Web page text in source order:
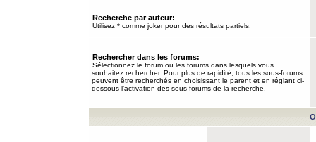
Recherche par auteur:
Utilisez * comme joker pour des résultats partiels.
Rechercher dans les forums:
Sélectionnez le forum ou les forums dans lesquels vous
souhaitez rechercher. Pour plus de rapidité, tous les sous-forums
peuvent être recherchés en choisissant le parent et en réglant ci-
dessous l’activation des sous-forums de la recherche.